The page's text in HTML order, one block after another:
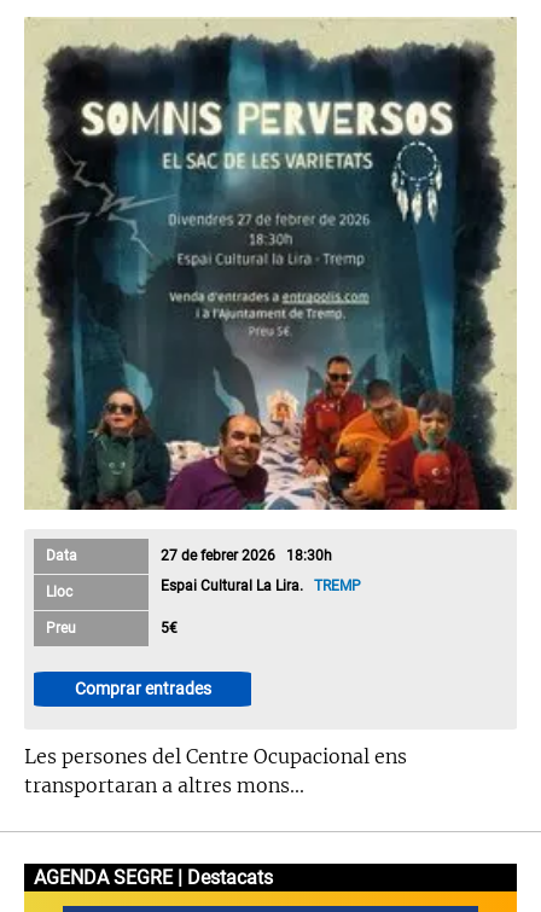
Data 27 de febrer 2026 18:30h
Lloc Espai Cultural La Lira.TREMP
Preu 5€
Comprar entrades
Les persones del Centre Ocupacional ens
transportaran a altres mons...
AGENDA SEGRE | Destacats